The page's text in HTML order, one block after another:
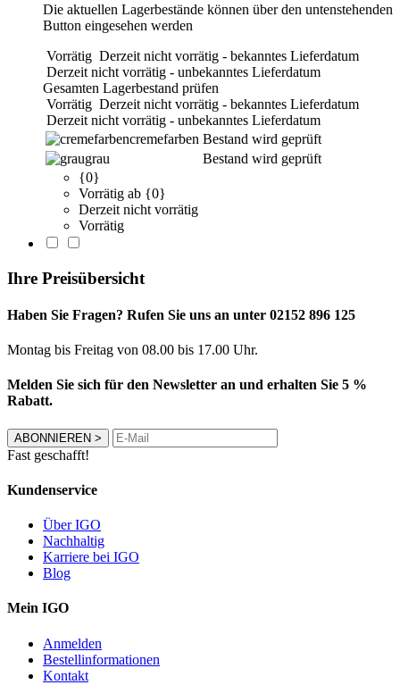
Die aktuellen Lagerbestände können über den untenstehenden
Button eingesehen werden
Vorrätig Derzeit nicht vorrätig - bekanntes Lieferdatum
Derzeit nicht vorrätig - unbekanntes Lieferdatum
Gesamten Lagerbestand prüfen
Vorrätig Derzeit nicht vorrätig - bekanntes Lieferdatum
Derzeit nicht vorrätig - unbekanntes Lieferdatum
cremefarben Bestand wird geprüft
grau
Bestand wird geprüft
{0}
Vorrätig ab {0}
Derzeit nicht vorrätig
Vorrätig
Ihre Preisübersicht
Haben Sie Fragen? Rufen Sie uns an unter 02152 896 125
Montag bis Freitag von 08.00 bis 17.00 Uhr.
Melden Sie sich für den Newsletter an und erhalten Sie 5 %
Rabatt.
ABONNIEREN >
Fast geschafft!
Kundenservice
Über IGO
Nachhaltig
Karriere bei IGO
Blog
Mein IGO
Anmelden
Bestellinformationen
Kontakt